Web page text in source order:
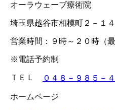
オーラウェーブ療術院
埼玉県越谷市相模町２－１
営業時間：９時～２０時（
※電話予約制
ＴＥＬ ０４８－９８５－
ホームページ